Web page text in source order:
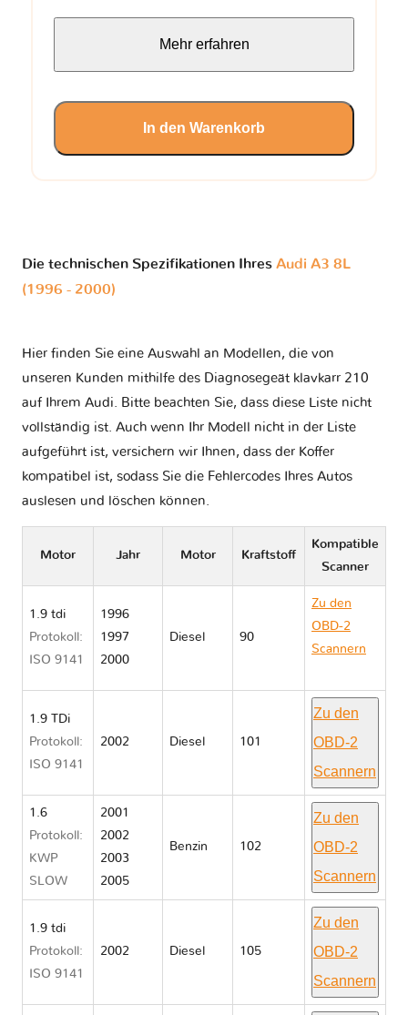
Mehr erfahren
In den Warenkorb
Die technischen Spezifikationen Ihres Audi A3 8L
(1996 - 2000)
Hier finden Sie eine Auswahl an Modellen, die von
unseren Kunden mithilfe des Diagnosegeät klavkarr 210
auf Ihrem Audi. Bitte beachten Sie, dass diese Liste nicht
vollständig ist. Auch wenn Ihr Modell nicht in der Liste
aufgeführt ist, versichern wir Ihnen, dass der Koffer
kompatibel ist, sodass Sie die Fehlercodes Ihres Autos
auslesen und löschen können.
Motor Jahr Motor Kraftstoff
Kompatible
Scanner
1.9 tdi
Protokoll:
ISO 9141
1996
1997
2000
Diesel 90
Zu den
OBD-2
Scannern
1.9 TDi
Protokoll:
ISO 9141
2002 Diesel 101
Zu den
OBD-2
Scannern
1.6
Protokoll:
KWP
SLOW
2001
2002
2003
2005
Benzin 102
Zu den
OBD-2
Scannern
1.9 tdi
Protokoll:
ISO 9141
2002 Diesel 105
Zu den
OBD-2
Scannern